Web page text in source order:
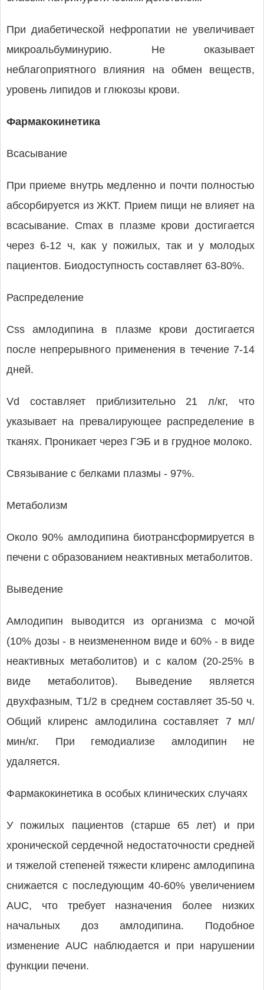
При диабетической нефропатии не увеличивает
микроальбуминурию. Не оказывает
неблагоприятного влияния на обмен веществ,
уровень липидов и глюкозы крови.
Фармакокинетика
Всасывание
При приеме внутрь медленно и почти полностью
абсорбируется из ЖКТ. Прием пищи не влияет на
всасывание. Cmax в плазме крови достигается
через 6-12 ч, как у пожилых, так и у молодых
пациентов. Биодоступность составляет 63-80%.
Распределение
Css амлодипина в плазме крови достигается
после непрерывного применения в течение 7-14
дней.
Vd составляет приблизительно 21 л/кг, что
указывает на превалирующее распределение в
тканях. Проникает через ГЭБ и в грудное молоко.
Связывание с белками плазмы - 97%.
Метаболизм
Около 90% амлодипина биотрансформируется в
печени с образованием неактивных метаболитов.
Выведение
Амлодипин выводится из организма с мочой
(10% дозы - в неизмененном виде и 60% - в виде
неактивных метаболитов) и с калом (20-25% в
виде метаболитов). Выведение является
двухфазным, T1/2 в среднем составляет 35-50 ч.
Общий клиренс амлодилина составляет 7 мл/
мин/кг. При гемодиализе амлодипин не
удаляется.
Фармакокинетика в особых клинических случаях
У пожилых пациентов (старше 65 лет) и при
хронической сердечной недостаточности средней
и тяжелой степеней тяжести клиренс амлодипина
снижается с последующим 40-60% увеличением
AUC, что требует назначения более низких
начальных доз амлодипина. Подобное
изменение AUC наблюдается и при нарушении
функции печени.